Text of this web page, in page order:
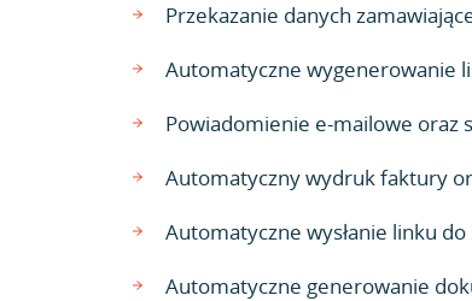
Przekazanie danych
Automatyczne wygenerowanie
Powiadomienie e-mailowe oraz
Automatyczny wydruk faktury
Automatyczne wysłanie linku do
Automatyczne generowanie